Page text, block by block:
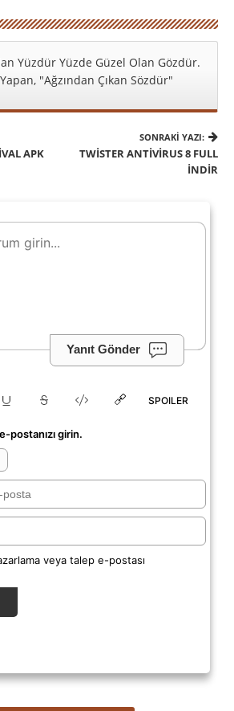
Yüzdür Yüzde Güzel Olan Gözdür.
"Ağzından Çıkan Sözdür"
APK
SONRAKI YAZI:
TWISTER ANTIVIRUS 8 FULL
İNDIR
Yanıt Gönder
SPOILER
postanızı girin.
veya talep e-postası